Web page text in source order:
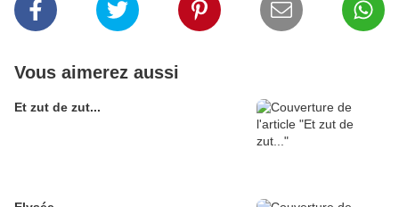
Vous aimerez aussi
Et zut de zut...